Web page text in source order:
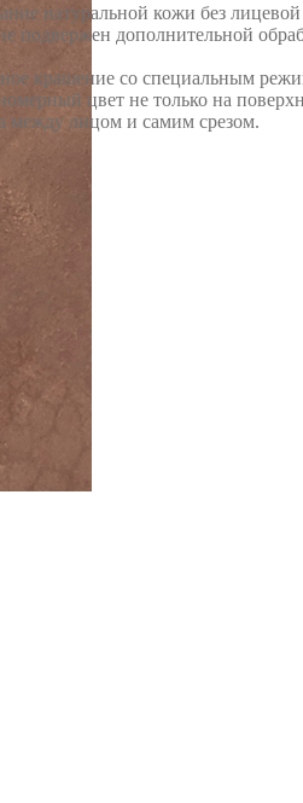
натуральной кожи без
подвержен дополнительной
крашение со специальным
цвет не только на
между лицом и самим срезом.